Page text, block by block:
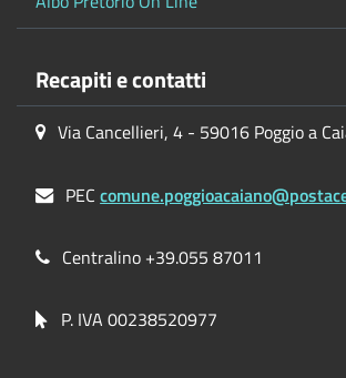
Recapiti e contatti
Via Cancellieri, 4 - 59016 Poggio a
PEC
Centralino +39.055 87011
P. IVA 00238520977